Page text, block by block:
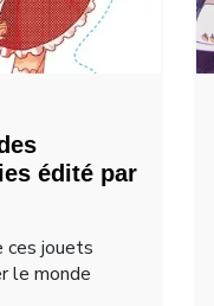
édité par
ces jouets
le monde